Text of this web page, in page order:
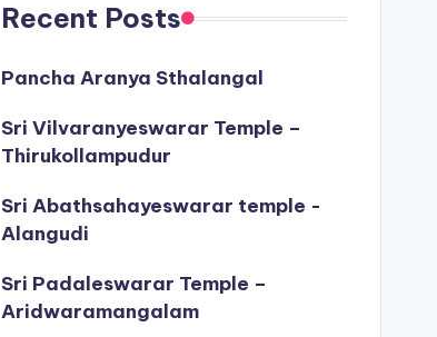
Recent Posts
Pancha Aranya Sthalangal
Sri Vilvaranyeswarar Temple –
Thirukollampudur
Sri Abathsahayeswarar temple -
Alangudi
Sri Padaleswarar Temple –
Aridwaramangalam